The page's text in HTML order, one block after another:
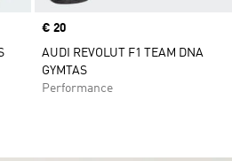
Price
€ 20
AUDI REVOLUT F1 TEAM DNA
GYMTAS
Performance